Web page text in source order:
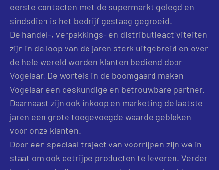
eerste contacten met de supermarkt gelegd en
sindsdien is het bedrijf gestaag gegroeid.
De handel-, verpakkings- en distributieactiviteiten
zijn in de loop van de jaren sterk uitgebreid en over
de hele wereld worden klanten bediend door
Vogelaar. De wortels in de boomgaard maken
Vogelaar een deskundige en betrouwbare partner.
Daarnaast zijn ook inkoop en marketing de laatste
jaren een grote toegevoegde waarde gebleken
voor onze klanten.
Door een speciaal traject van voorrijpen zijn we in
staat om ook eetrijpe producten te leveren. Verder